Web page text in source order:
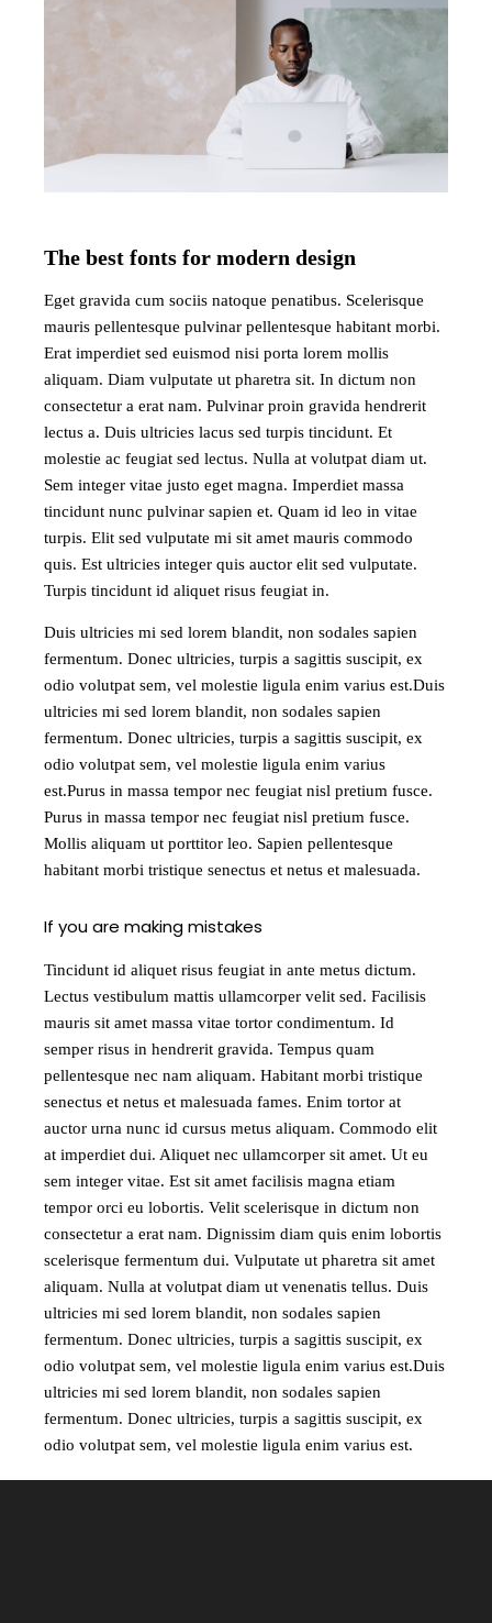
The best fonts for modern design
Eget gravida cum sociis natoque penatibus. Scelerisque
mauris pellentesque pulvinar pellentesque habitant morbi.
Erat imperdiet sed euismod nisi porta lorem mollis
aliquam. Diam vulputate ut pharetra sit. In dictum non
consectetur a erat nam. Pulvinar proin gravida hendrerit
lectus a. Duis ultricies lacus sed turpis tincidunt. Et
molestie ac feugiat sed lectus. Nulla at volutpat diam ut.
Sem integer vitae justo eget magna. Imperdiet massa
tincidunt nunc pulvinar sapien et. Quam id leo in vitae
turpis. Elit sed vulputate mi sit amet mauris commodo
quis. Est ultricies integer quis auctor elit sed vulputate.
Turpis tincidunt id aliquet risus feugiat in.
Duis ultricies mi sed lorem blandit, non sodales sapien
fermentum. Donec ultricies, turpis a sagittis suscipit, ex
odio volutpat sem, vel molestie ligula enim varius est.Duis
ultricies mi sed lorem blandit, non sodales sapien
fermentum. Donec ultricies, turpis a sagittis suscipit, ex
odio volutpat sem, vel molestie ligula enim varius
est.Purus in massa tempor nec feugiat nisl pretium fusce.
Purus in massa tempor nec feugiat nisl pretium fusce.
Mollis aliquam ut porttitor leo. Sapien pellentesque
habitant morbi tristique senectus et netus et malesuada.
If you are making mistakes
Tincidunt id aliquet risus feugiat in ante metus dictum.
Lectus vestibulum mattis ullamcorper velit sed. Facilisis
mauris sit amet massa vitae tortor condimentum. Id
semper risus in hendrerit gravida. Tempus quam
pellentesque nec nam aliquam. Habitant morbi tristique
senectus et netus et malesuada fames. Enim tortor at
auctor urna nunc id cursus metus aliquam. Commodo elit
at imperdiet dui. Aliquet nec ullamcorper sit amet. Ut eu
sem integer vitae. Est sit amet facilisis magna etiam
tempor orci eu lobortis. Velit scelerisque in dictum non
consectetur a erat nam. Dignissim diam quis enim lobortis
scelerisque fermentum dui. Vulputate ut pharetra sit amet
aliquam. Nulla at volutpat diam ut venenatis tellus. Duis
ultricies mi sed lorem blandit, non sodales sapien
fermentum. Donec ultricies, turpis a sagittis suscipit, ex
odio volutpat sem, vel molestie ligula enim varius est.Duis
ultricies mi sed lorem blandit, non sodales sapien
fermentum. Donec ultricies, turpis a sagittis suscipit, ex
odio volutpat sem, vel molestie ligula enim varius est.